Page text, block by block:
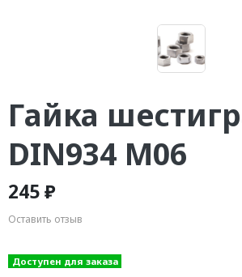
Гайка
DIN934 М06
245 ₽
Оставить отзыв
Доступен для заказа